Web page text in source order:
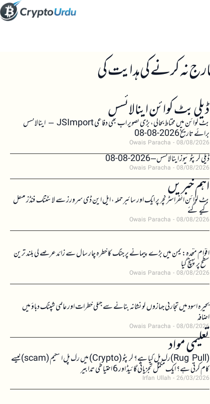
ڈیلی بٹ کوائن اینالائسس بٹ کوائن میں محتاط بحالی، بڑی تصویر اب بھی دفاعی JSImport – اینالائسس
برائے تاریخ 2026-08-08
Owais Paracha 08/08/2026
ڈیلی کرپٹو نیوز اینالائسس – 2026-08-08
Owais Paracha 08/08/2026
اہم خبریں
بٹ کوائن انفراسٹرکچر پر ایک اور سائبر حملہ، ایل این ڈی سرورز سے لائٹننگ فنڈز منتقل
کیے گئے
Owais Paracha 08/08/2026
اقوام متحدہ: یمن میں بڑے پیمانے پر جنگ کا خطرہ چار سال سے زائد عرصے کی بلند ترین
سطح پر پہنچ گیا
Owais Paracha 08/08/2026
بحیرہ اسود میں تجارتی جہازوں کو نشانہ بنانے سے جنگی خطرات اور عالمی شپنگ دباؤ میں
اضافہ
Owais Paracha 08/08/2026
تعلیمی مواد (Rug Pull)رگ پل کیا ہے؟ کرپٹو (Crypto) میں رگ پل اسکیم (scam)کیسے
کام کرتی ہے؟ ایک مکمل تجزیاتی گائیڈ اور 6 احتیاطی تدابیر
Irfan Ullah 26/03/2026